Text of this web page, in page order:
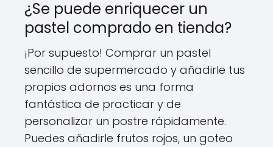
¿Se puede enriquecer un
pastel comprado en tienda?
¡Por supuesto! Comprar un pastel
sencillo de supermercado y añadirle tus
propios adornos es una forma
fantástica de practicar y de
personalizar un postre rápidamente.
Puedes añadirle frutos rojos, un goteo